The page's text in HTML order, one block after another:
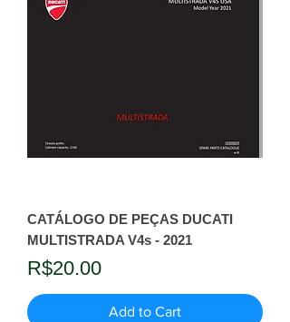
CATÁLOGO DE PEÇAS DUCATI
MULTISTRADA V4s - 2021
Price
R$20.00
Add to Cart